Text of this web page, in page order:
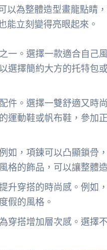
以為整體造型畫龍點睛
能立刻變得亮眼起來。
一。選擇一款適合自己
選擇簡約大方的托特包
件。選擇一雙舒適又時
運動鞋或帆布鞋，參加
如，項鍊可以凸顯鎖骨
格的飾品，可以讓整體
升穿搭的時尚感。例如
假的風格。
穿搭增加層次感。選擇